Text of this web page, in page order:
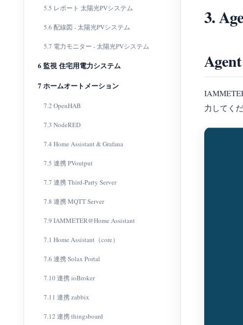
5.5 レポート 太陽光PVシステム
5.6 配線図 - 太陽光PVシステム
5.7 電力モニター - 太陽光PVシステム
6 監視 住宅用電力システム
7 ホームオートメーション
7.2 OpenHAB
7.3 NodeRED
7.4 Home Assistant & Grafana
7.5 連携 PVoutput
7.7 連携 Third-Party Server
7.8 連携 MQTT Server
7.9 IAMMETER@Home Assistant
7.1 Home Assistant（core）
7.6 連携 Solax Portal
7.10 連携 ioBroker
7.11 連携 zabbix
7.12 連携 thingsboard
3.
力してくだ